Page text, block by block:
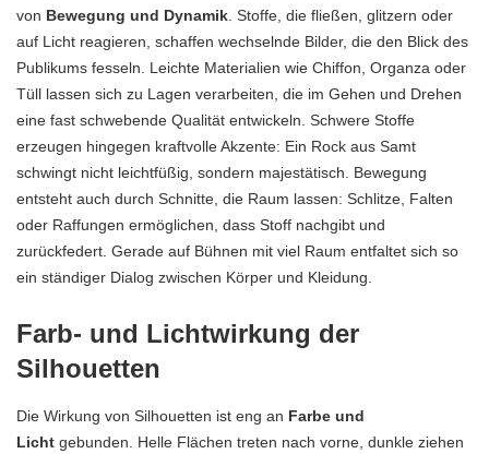
von Bewegung und Dynamik . Stoffe, die fließen, glitzern oder
auf Licht reagieren, schaffen wechselnde Bilder, die den Blick des
Publikums fesseln. Leichte Materialien wie Chiffon, Organza oder
Tüll lassen sich zu Lagen verarbeiten, die im Gehen und Drehen
eine fast schwebende Qualität entwickeln. Schwere Stoffe
erzeugen hingegen kraftvolle Akzente: Ein Rock aus Samt
schwingt nicht leichtfüßig, sondern majestätisch. Bewegung
entsteht auch durch Schnitte, die Raum lassen: Schlitze, Falten
oder Raffungen ermöglichen, dass Stoff nachgibt und
zurückfedert. Gerade auf Bühnen mit viel Raum entfaltet sich so
ein ständiger Dialog zwischen Körper und Kleidung.
Farb- und Lichtwirkung der
Silhouetten
Die Wirkung von Silhouetten ist eng an Farbe und
Licht gebunden. Helle Flächen treten nach vorne, dunkle ziehen